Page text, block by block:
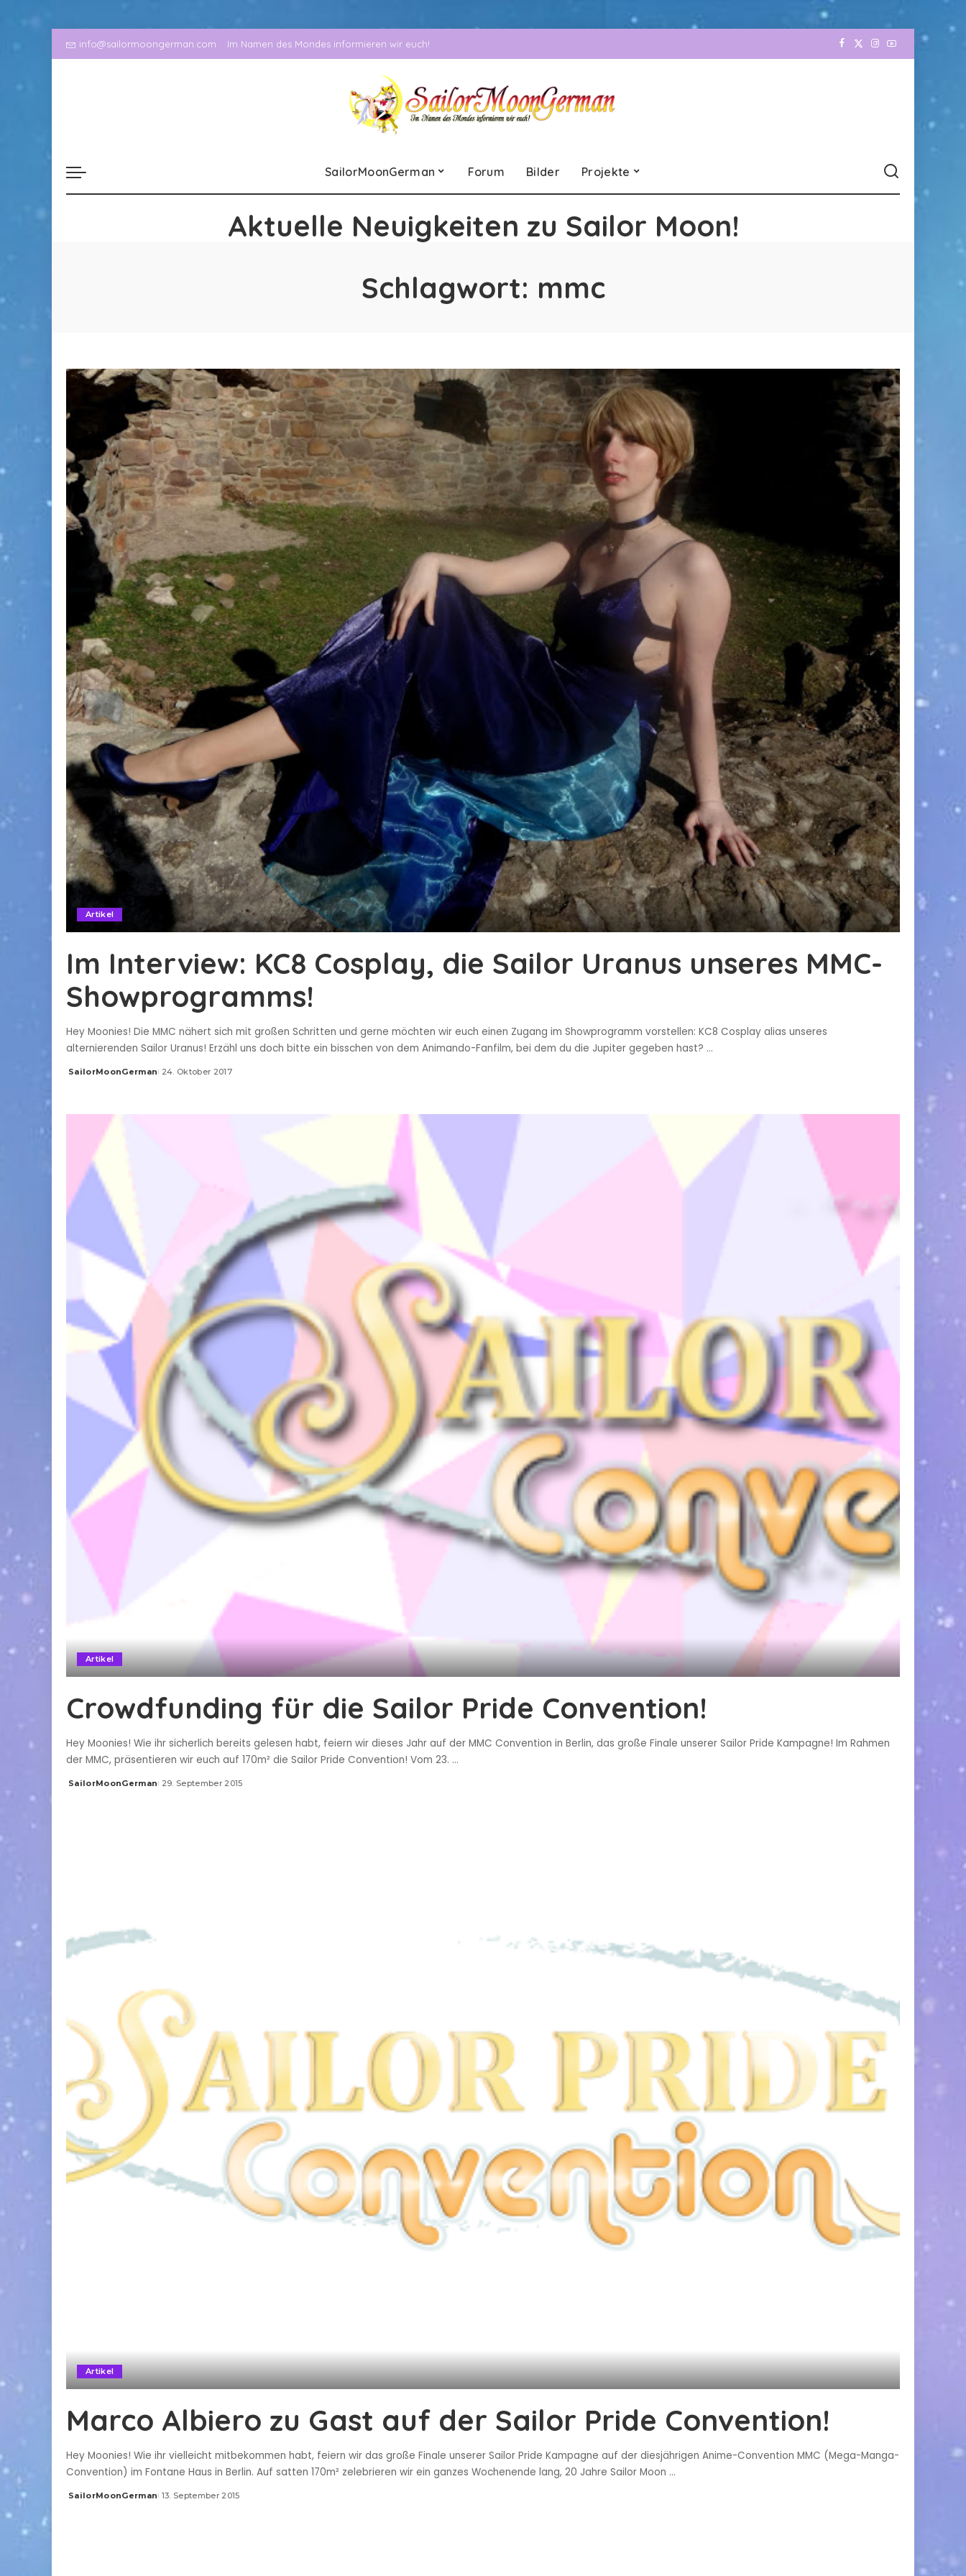
info@sailormoongerman.com Im Namen des Mondes informieren wir euch!
SailorMoonGerman Forum Bilder Projekte
Aktuelle Neuigkeiten zu Sailor Moon!
Schlagwort: mmc
Artikel
Im Interview: KC8 Cosplay, die Sailor Uranus unseres MMC-
Showprogramms!
Hey Moonies! Die MMC nähert sich mit großen Schritten und gerne möchten wir euch einen Zugang im Showprogramm vorstellen: KC8 Cosplay alias unseres
alternierenden Sailor Uranus! Erzähl uns doch bitte ein bisschen von dem Animando-Fanfilm, bei dem du die Jupiter gegeben hast? ...
Posted
SailorMoonGerman 24. Oktober 2017
Artikel
Crowdfunding für die Sailor Pride Convention!
Hey Moonies! Wie ihr sicherlich bereits gelesen habt, feiern wir dieses Jahr auf der MMC Convention in Berlin, das große Finale unserer Sailor Pride Kampagne! Im Rahmen
der MMC, präsentieren wir euch auf 170m² die Sailor Pride Convention! Vom 23. ...
Posted
SailorMoonGerman 29. September 2015
Artikel
Marco Albiero zu Gast auf der Sailor Pride Convention!
Hey Moonies! Wie ihr vielleicht mitbekommen habt, feiern wir das große Finale unserer Sailor Pride Kampagne auf der diesjährigen Anime-Convention MMC (Mega-Manga-
Convention) im Fontane Haus in Berlin. Auf satten 170m² zelebrieren wir ein ganzes Wochenende lang, 20 Jahre Sailor Moon ...
Posted
SailorMoonGerman 13. September 2015